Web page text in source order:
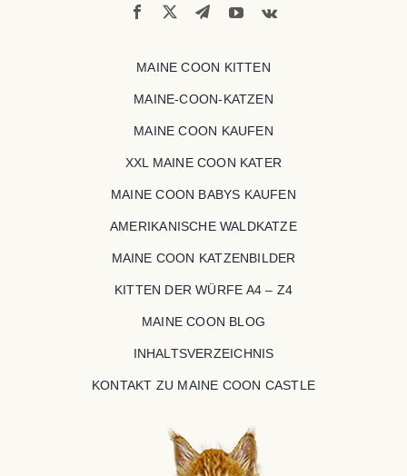
MAINE COON KITTEN
MAINE-COON-KATZEN
MAINE COON KAUFEN
XXL MAINE COON KATER
MAINE COON BABYS KAUFEN
AMERIKANISCHE WALDKATZE
MAINE COON KATZENBILDER
KITTEN DER WÜRFE A4 – Z4
MAINE COON BLOG
INHALTSVERZEICHNIS
KONTAKT ZU MAINE COON CASTLE